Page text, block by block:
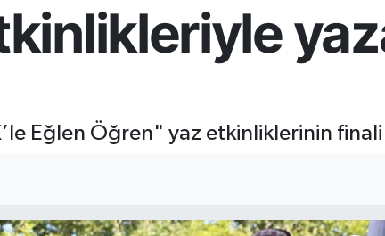
Eğlen Öğren" yaz etkinliklerinin